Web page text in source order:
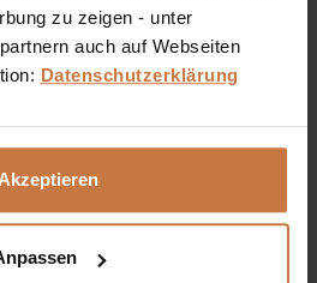
zu zeigen - unter
auch auf Webseiten
Datenschutzerklärung
Akzeptieren